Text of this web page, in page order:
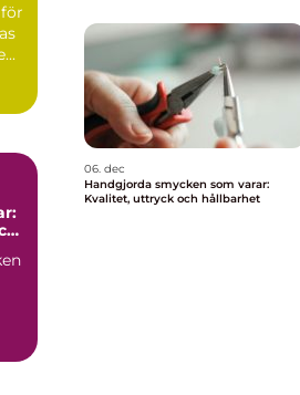
06. dec
Handgjorda smycken som varar:
Kvalitet, uttryck och hållbarhet